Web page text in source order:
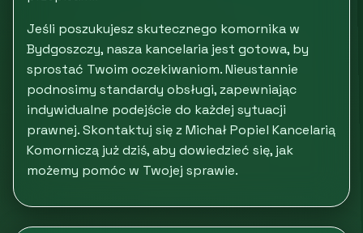
Jeśli poszukujesz skutecznego komornika w
Bydgoszczy, nasza kancelaria jest gotowa, by
sprostać Twoim oczekiwaniom. Nieustannie
podnosimy standardy obsługi, zapewniając
indywidualne podejście do każdej sytuacji
prawnej. Skontaktuj się z Michał Popiel Kancelarią
Komorniczą już dziś, aby dowiedzieć się, jak
możemy pomóc w Twojej sprawie.